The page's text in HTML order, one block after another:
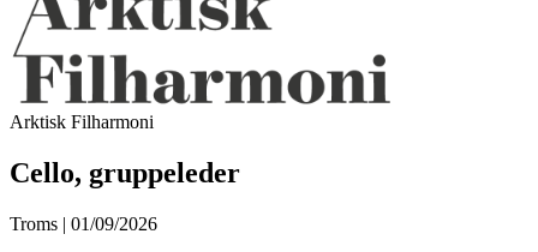
Arktisk Filharmoni
Cello, gruppeleder
Troms | 01/09/2026